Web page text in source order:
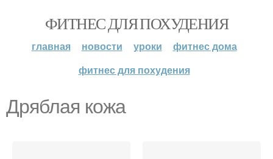
ФИТНЕС ДЛЯ ПОХУДЕНИЯ
главная новости уроки
фитнес дома
фитнес для похудения
Дряблая кожа